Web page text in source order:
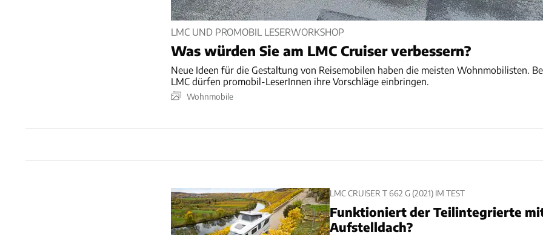
LMC UND PROMOBIL LESERWORKSHOP
Was würden Sie am LMC Cruiser verbessern?
Neue Ideen für die Gestaltung von Reisemobilen haben die meisten Wohnmobilisten.
LMC dürfen promobil-LeserInnen ihre Vorschläge einbringen.
Wohnmobile
LMC CRUISER T 662 G (2021) IM TEST
Funktioniert der Teilintegrierte
Aufstelldach?